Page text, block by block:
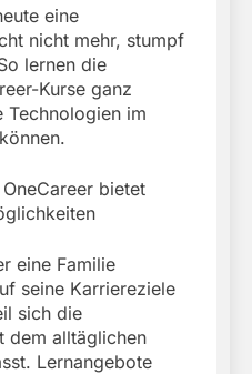
eine
nicht mehr, stumpf
lernen die
Kurse ganz
Technologien im
bietet
eine Familie
seine Karriereziele
sich die
dem alltäglichen
Lernangebote